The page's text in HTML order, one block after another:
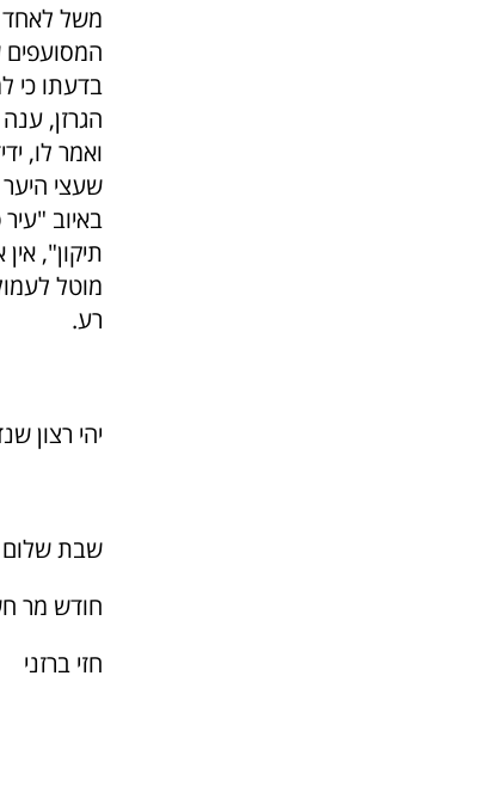
משל לאחד
המסועפים
בדעתו כי
הגרזן,
ואמר לו,
שעצי
באיוב
תיקון",
מוטל
רע.
יהי רצון
שבת שלום
חודש מר
חזי ברזני